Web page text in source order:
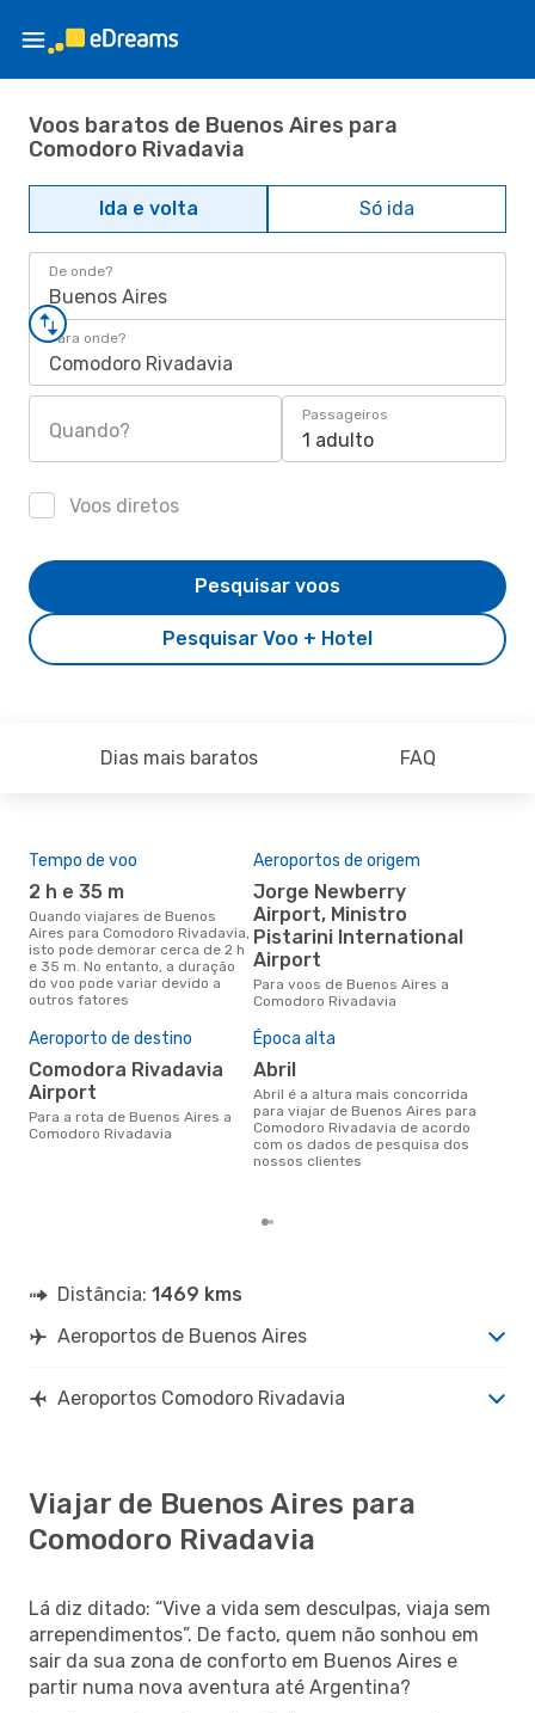
Voos baratos de Buenos Aires para
Comodoro Rivadavia
Ida e volta Só ida
De onde?
Buenos Aires
Para onde?
Comodoro Rivadavia
Quando?
Passageiros
1 adulto
Voos diretos
Pesquisar Voo + Hotel
Pesquisar voos
Dias mais baratos FAQ
Tempo de voo
2 h e 35 m
Quando viajares de Buenos
Aires para Comodoro Rivadavia,
isto pode demorar cerca de 2 h
e 35 m. No entanto, a duração
do voo pode variar devido a
outros fatores
Aeroportos de origem
Jorge Newberry
Airport, Ministro
Pistarini International
Airport
Para voos de Buenos Aires a
Comodoro Rivadavia
Aeroporto de destino
Comodora Rivadavia
Airport
Para a rota de Buenos Aires a
Comodoro Rivadavia
Época alta
abril
abril é a altura mais concorrida
para viajar de Buenos Aires para
Comodoro Rivadavia de acordo
com os dados de pesquisa dos
nossos clientes
Distância: 1469 kms
Aeroportos de Buenos Aires
Aeroportos Comodoro Rivadavia
Viajar de Buenos Aires para
Comodoro Rivadavia
Lá diz ditado: “Vive a vida sem desculpas, viaja sem
arrependimentos”. De facto, quem não sonhou em
sair da sua zona de conforto em Buenos Aires e
partir numa nova aventura até Argentina?